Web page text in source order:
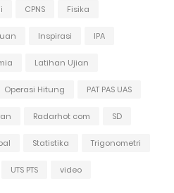
CPNS Fisika
Inspirasi IPA
Latihan Ujian
Operasi Hitung PAT PAS UAS
Radarhot com SD
Statistika Trigonometri
UTS PTS video